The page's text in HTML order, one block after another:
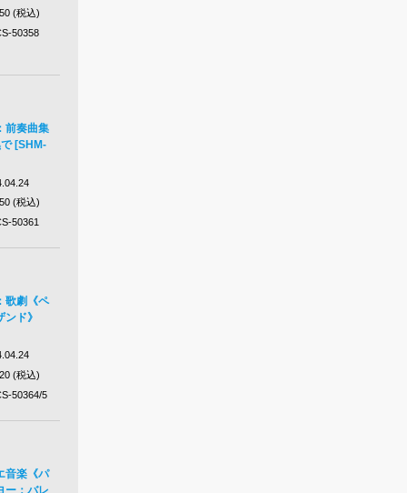
(税込)
50358
前奏曲集
[SHM-
(税込)
50361
歌劇《ペ
ド》
(税込)
50364/5
音楽《パ
ー：バレ